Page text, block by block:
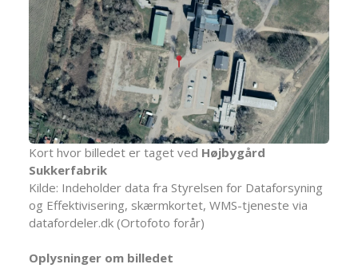
Kort hvor billedet er taget ved Højbygård
Sukkerfabrik
Kilde: Indeholder data fra Styrelsen for Dataforsyning
og Effektivisering, skærmkortet, WMS-tjeneste via
datafordeler.dk (Ortofoto forår)
Oplysninger om billedet